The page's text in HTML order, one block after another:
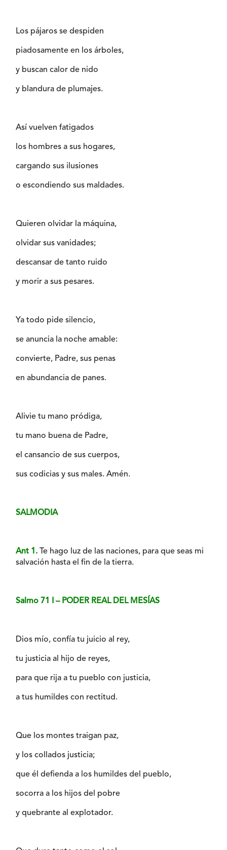
Los pájaros se despiden
piadosamente en los árboles,
y buscan calor de nido
y blandura de plumajes.
Así vuelven fatigados
los hombres a sus hogares,
cargando sus ilusiones
o escondiendo sus maldades.
Quieren olvidar la máquina,
olvidar sus vanidades;
descansar de tanto ruido
y morir a sus pesares.
Ya todo pide silencio,
se anuncia la noche amable:
convierte, Padre, sus penas
en abundancia de panes.
Alivie tu mano pródiga,
tu mano buena de Padre,
el cansancio de sus cuerpos,
sus codicias y sus males. Amén.
SALMODIA
Ant 1. Te hago luz de las naciones, para que seas mi
salvación hasta el fin de la tierra.
Salmo 71 I – PODER REAL DEL MESÍAS
Dios mío, confía tu juicio al rey,
tu justicia al hijo de reyes,
para que rija a tu pueblo con justicia,
a tus humildes con rectitud.
Que los montes traigan paz,
y los collados justicia;
que él defienda a los humildes del pueblo,
socorra a los hijos del pobre
y quebrante al explotador.